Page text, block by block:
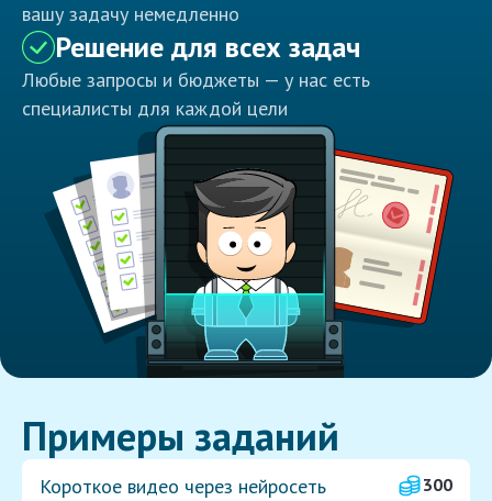
вашу задачу немедленно
Решение для всех задач
Любые запросы и бюджеты — у нас есть
специалисты для каждой цели
Примеры заданий
Короткое видео через нейросеть
300